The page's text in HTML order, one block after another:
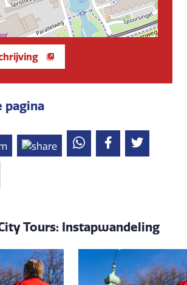
pagina
Tours: Instapwandeling